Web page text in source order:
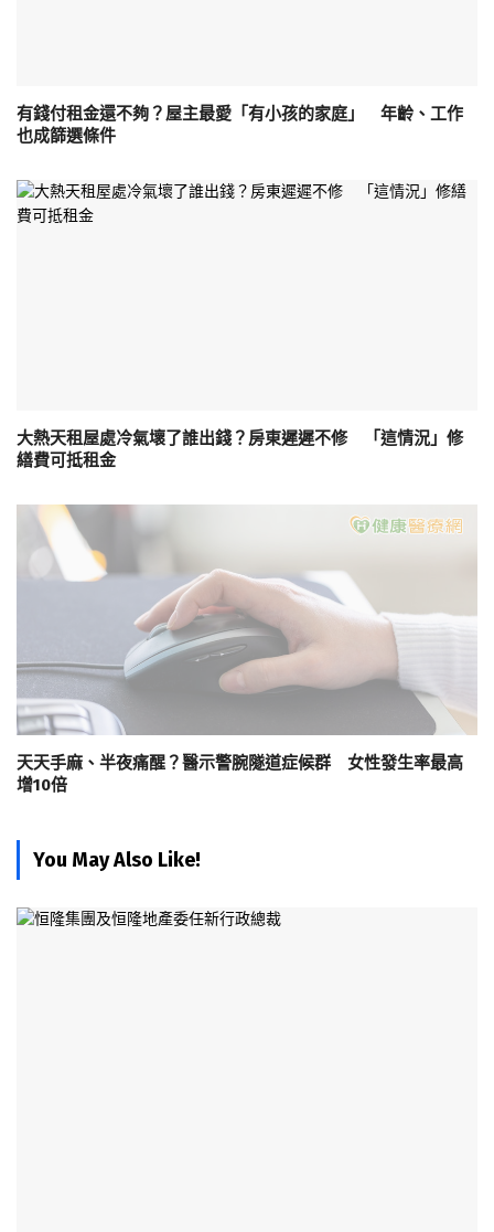
有錢付租金還不夠？屋主最愛「有小孩的家庭」 年齡、工作
也成篩選條件
大熱天租屋處冷氣壞了誰出錢？房東遲遲不修 「這情況」修
繕費可抵租金
天天手麻、半夜痛醒？醫示警腕隧道症候群 女性發生率最高
增10倍
You May Also Like!